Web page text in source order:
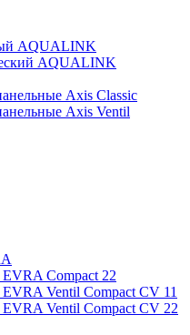
AQUALINK
AQUALINK
Axis Classic
Axis Ventil
Compact 22
Ventil Compact CV 11
Ventil Compact CV 22